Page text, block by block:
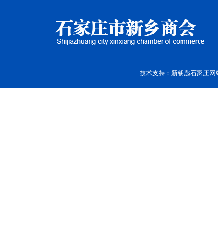
技术支持： 新钥匙石家庄网